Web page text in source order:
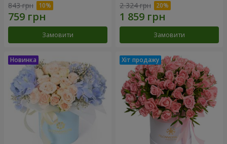
843 грн
Замовити
2 324 грн
Замовити